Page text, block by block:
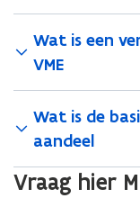
Wat is een
VME
Wat is de
aandeel
Vraag hier